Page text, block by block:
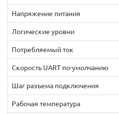
Напряжение питания
Логические уровни
Потребляемый ток
Скорость UART по-умолчанию
Шаг разъема подключения
Рабочая температура